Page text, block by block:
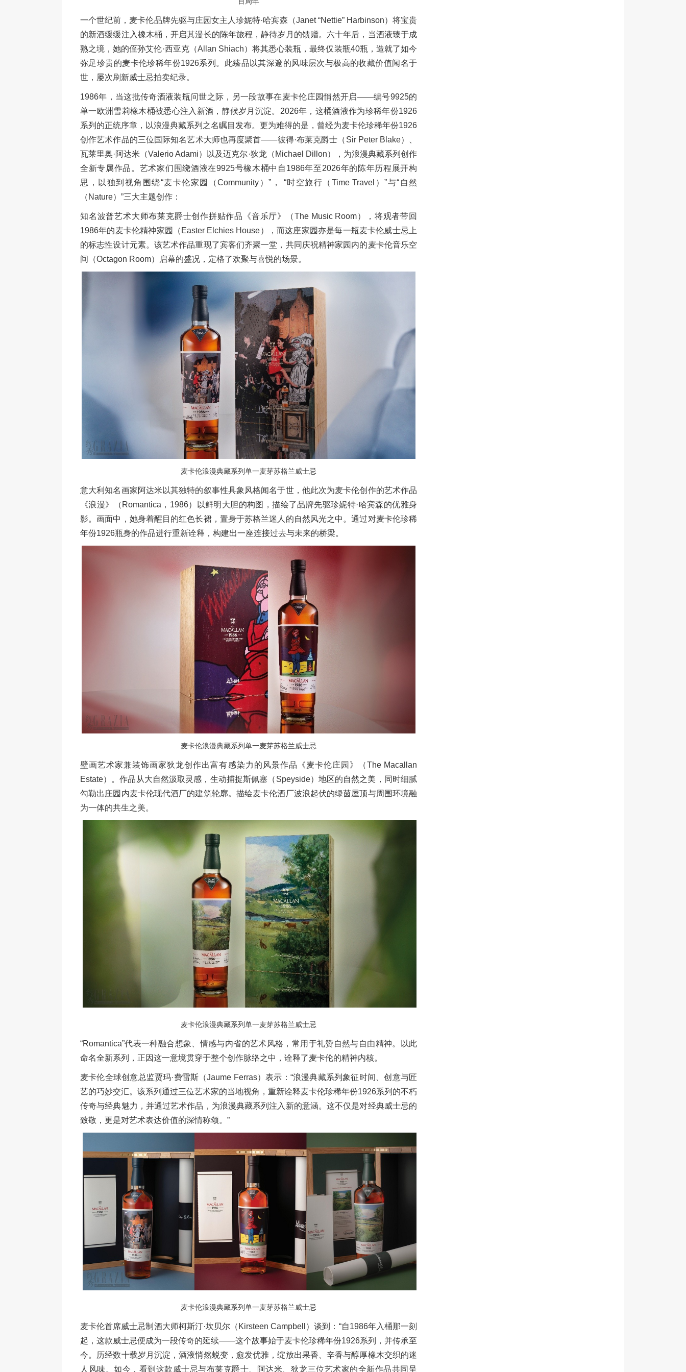
一个世纪前，麦卡伦品牌先驱与庄园女主人珍妮特·哈宾森（Janet “Nettie” Harbinson）将宝贵
的新酒缓缓注入橡木桶，开启其漫长的陈年旅程，静待岁月的馈赠。六十年后，当酒液臻于成
熟之境，她的侄孙艾伦·西亚克（Allan Shiach）将其悉心装瓶，最终仅装瓶40瓶，造就了如今
弥足珍贵的麦卡伦珍稀年份1926系列。此臻品以其深邃的风味层次与极高的收藏价值闻名于
世，屡次刷新威士忌拍卖纪录。
1986年，当这批传奇酒液装瓶问世之际，另一段故事在麦卡伦庄园悄然开启——编号9925的
单一欧洲雪莉橡木桶被悉心注入新酒，静候岁月沉淀。2026年，这桶酒液作为珍稀年份1926
系列的正统序章，以浪漫典藏系列之名瞩目发布。更为难得的是，曾经为麦卡伦珍稀年份1926
创作艺术作品的三位国际知名艺术大师也再度聚首——彼得·布莱克爵士（Sir Peter Blake）、
瓦莱里奥·阿达米（Valerio Adami）以及迈克尔·狄龙（Michael Dillon），为浪漫典藏系列创作
全新专属作品。艺术家们围绕酒液在9925号橡木桶中自1986年至2026年的陈年历程展开构
思，以独到视角围绕“麦卡伦家园（Community）”， “时空旅行（Time Travel）”与“自然
（Nature）”三大主题创作：
知名波普艺术大师布莱克爵士创作拼贴作品《音乐厅》（The Music Room），将观者带回
1986年的麦卡伦精神家园（Easter Elchies House），而这座家园亦是每一瓶麦卡伦威士忌上
的标志性设计元素。该艺术作品重现了宾客们齐聚一堂，共同庆祝精神家园内的麦卡伦音乐空
间（Octagon Room）启幕的盛况，定格了欢聚与喜悦的场景。
麦卡伦浪漫典藏系列单一麦芽苏格兰威士忌
意大利知名画家阿达米以其独特的叙事性具象风格闻名于世，他此次为麦卡伦创作的艺术作品
《浪漫》（Romantica，1986）以鲜明大胆的构图，描绘了品牌先驱珍妮特·哈宾森的优雅身
影。画面中，她身着醒目的红色长裙，置身于苏格兰迷人的自然风光之中。通过对麦卡伦珍稀
年份1926瓶身的作品进行重新诠释，构建出一座连接过去与未来的桥梁。
麦卡伦浪漫典藏系列单一麦芽苏格兰威士忌
壁画艺术家兼装饰画家狄龙创作出富有感染力的风景作品《麦卡伦庄园》（The Macallan
Estate）。作品从大自然汲取灵感，生动捕捉斯佩塞（Speyside）地区的自然之美，同时细腻
勾勒出庄园内麦卡伦现代酒厂的建筑轮廓。描绘麦卡伦酒厂波浪起伏的绿茵屋顶与周围环境融
为一体的共生之美。
麦卡伦浪漫典藏系列单一麦芽苏格兰威士忌
“Romantica”代表一种融合想象、情感与内省的艺术风格，常用于礼赞自然与自由精神。以此
命名全新系列，正因这一意境贯穿于整个创作脉络之中，诠释了麦卡伦的精神内核。
麦卡伦全球创意总监贾玛·费雷斯（Jaume Ferras）表示：“浪漫典藏系列象征时间、创意与匠
艺的巧妙交汇。该系列通过三位艺术家的当地视角，重新诠释麦卡伦珍稀年份1926系列的不朽
传奇与经典魅力，并通过艺术作品，为浪漫典藏系列注入新的意涵。这不仅是对经典威士忌的
致敬，更是对艺术表达价值的深情称颂。”
麦卡伦浪漫典藏系列单一麦芽苏格兰威士忌
麦卡伦首席威士忌制酒大师柯斯汀·坎贝尔（Kirsteen Campbell）谈到：“自1986年入桶那一刻
起，这款威士忌便成为一段传奇的延续——这个故事始于麦卡伦珍稀年份1926系列，并传承至
今。历经数十载岁月沉淀，酒液悄然蜕变，愈发优雅，绽放出果香、辛香与醇厚橡木交织的迷
人风味。如今，看到这款威士忌与布莱克爵士、阿达米、狄龙三位艺术家的全新作品共同呈